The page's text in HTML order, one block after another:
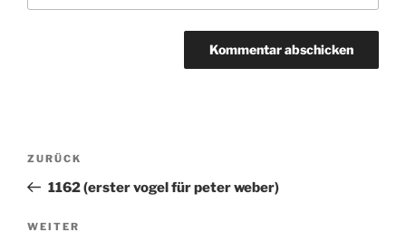
Beitragsnavigation
Vorheriger
Beitrag
ZURÜCK
1162 (erster vogel für peter weber)
Nächster
WEITER